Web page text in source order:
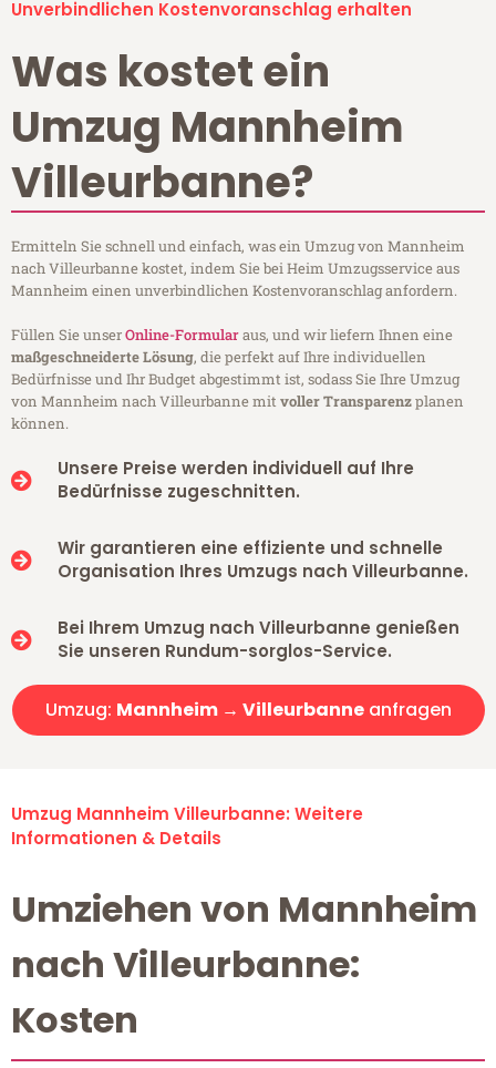
Unverbindlichen Kostenvoranschlag erhalten
Was kostet ein
Umzug Mannheim
Villeurbanne?
Ermitteln Sie schnell und einfach, was ein Umzug von Mannheim
nach Villeurbanne kostet, indem Sie bei Heim Umzugsservice aus
Mannheim einen unverbindlichen Kostenvoranschlag anfordern.
Füllen Sie unserOnline-Formularaus, und wir liefern Ihnen eine
maßgeschneiderte Lösung, die perfekt auf Ihre individuellen
Bedürfnisse und Ihr Budget abgestimmt ist, sodass Sie Ihre Umzug
von Mannheim nach Villeurbanne mitvoller Transparenzplanen
können.
Unsere Preise werden individuell auf Ihre
Bedürfnisse zugeschnitten.
Wir garantieren eine effiziente und schnelle
Organisation Ihres Umzugs nach Villeurbanne.
Bei Ihrem Umzug nach Villeurbanne genießen
Sie unseren Rundum-sorglos-Service.
Umzug: Mannheim → Villeurbanneanfragen
Umzug Mannheim Villeurbanne: Weitere
Informationen & Details
Umziehen von Mannheim
nach Villeurbanne:
Kosten